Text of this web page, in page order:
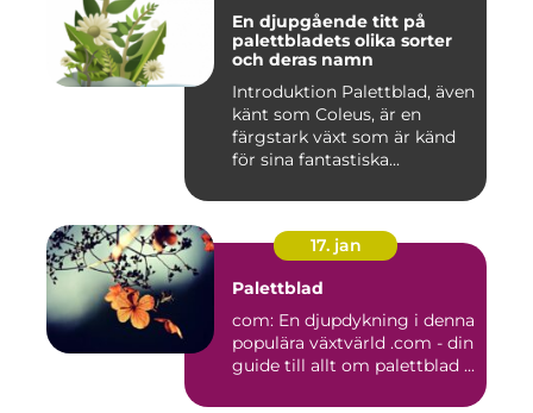
En djupgående titt på
palettbladets olika sorter
och deras namn
Introduktion Palettblad, även
känt som Coleus, är en
färgstark växt som är känd
för sina fantastiska...
17. jan
Palettblad
com: En djupdykning i denna
populära växtvärld .com - din
guide till allt om palettblad ...